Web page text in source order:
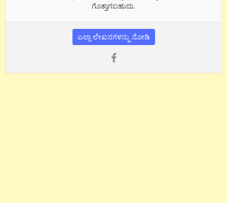
ಗೊತ್ತಾಗಬಹುದು.
ಎಲ್ಲಾ ಲೇಖನಗಳನ್ನು ನೋಡಿ